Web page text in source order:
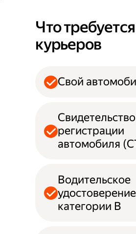
Что
курьеров
Свой
регистрации
автомобиля
Водительское
удостоверение
категории B